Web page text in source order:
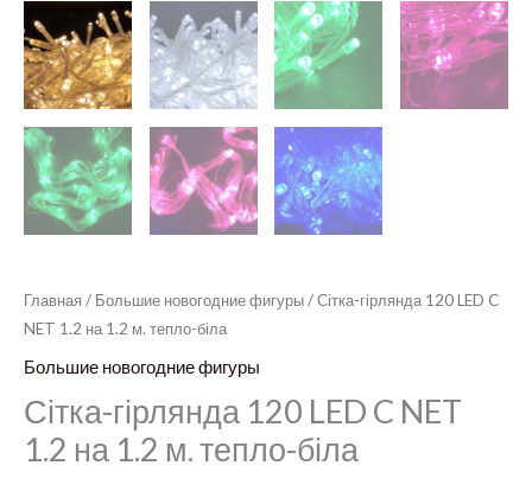
Главная / Большие новогодние фигуры/ Сітка-гірлянда 120 LED C
NET 1.2 на 1.2 м. тепло-біла
Большие новогодние фигуры
Сітка-гірлянда 120 LED C NET
1.2 на 1.2 м. тепло-біла